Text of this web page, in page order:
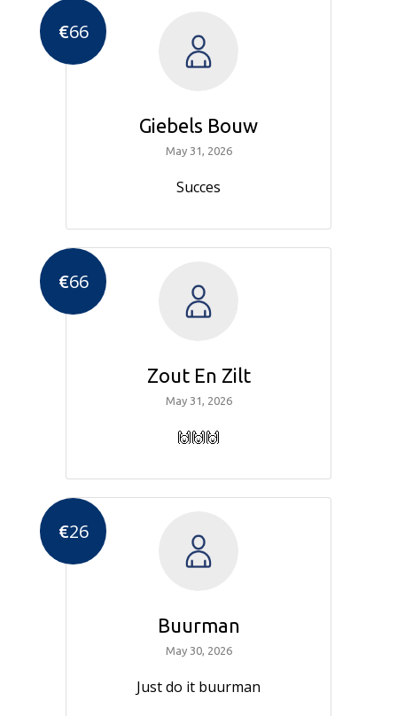
€66
Giebels Bouw
May 31, 2026
Succes
€66
Zout En Zilt
May 31, 2026
🙌🙌🙌
€26
Buurman
May 30, 2026
Just do it buurman